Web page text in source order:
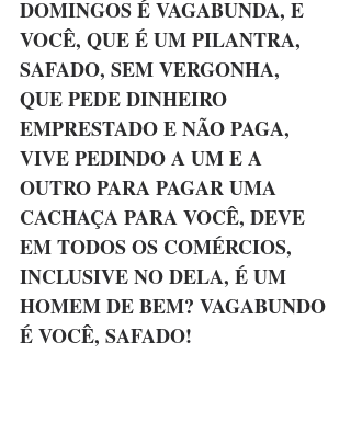
DOMINGOS É VAGABUNDA, E
VOCÊ, QUE É UM PILANTRA,
SAFADO, SEM VERGONHA,
QUE PEDE DINHEIRO
EMPRESTADO E NÃO PAGA,
VIVE PEDINDO A UM E A
OUTRO PARA PAGAR UMA
CACHAÇA PARA VOCÊ, DEVE
EM TODOS OS COMÉRCIOS,
INCLUSIVE NO DELA, É UM
HOMEM DE BEM? VAGABUNDO
É VOCÊ, SAFADO!